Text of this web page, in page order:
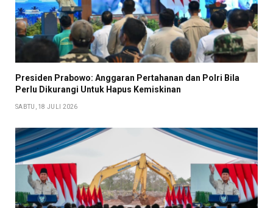
Presiden Prabowo: Anggaran Pertahanan dan Polri Bila
Perlu Dikurangi Untuk Hapus Kemiskinan
SABTU, 18 JULI 2026